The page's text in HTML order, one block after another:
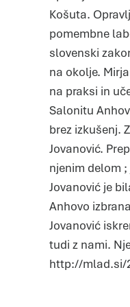
Košuta.
pomembne
slovenski
na okolje.
na praksi in
Salonitu
brez izkušenj.
Jovanović.
njenim delom
Jovanović je
Anhovo
Jovanović
tudi z nami.
http://mlad.si/